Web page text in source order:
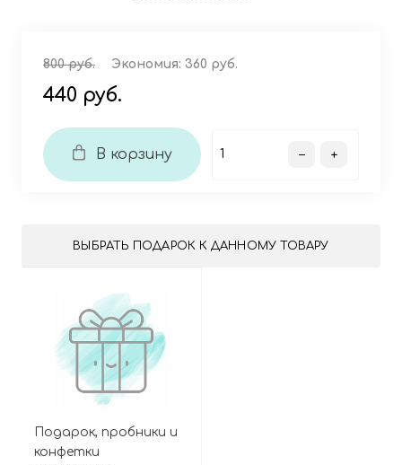
800 руб. Экономия: 360 руб.
440 руб.
В корзину
ВЫБРАТЬ ПОДАРОК К ДАННОМУ ТОВАРУ
Подарок, пробники и
конфетки